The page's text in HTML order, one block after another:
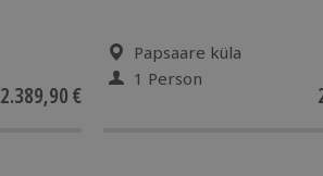
2.389,90 €
Papsaare küla
1 Person